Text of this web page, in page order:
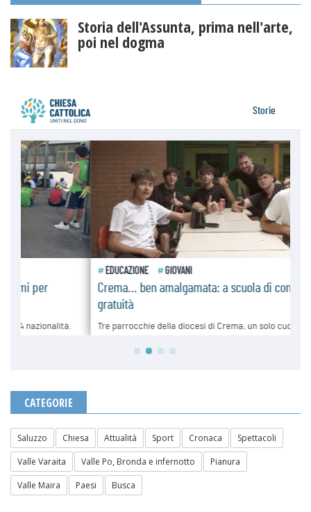
Storia dell'Assunta, prima nell'arte,
poi nel dogma
CATEGORIE
Saluzzo Chiesa Attualità Sport Cronaca
Spettacoli
Valle Varaita
Valle Po, Bronda e infernotto
Pianura
Valle Maira
Paesi Busca